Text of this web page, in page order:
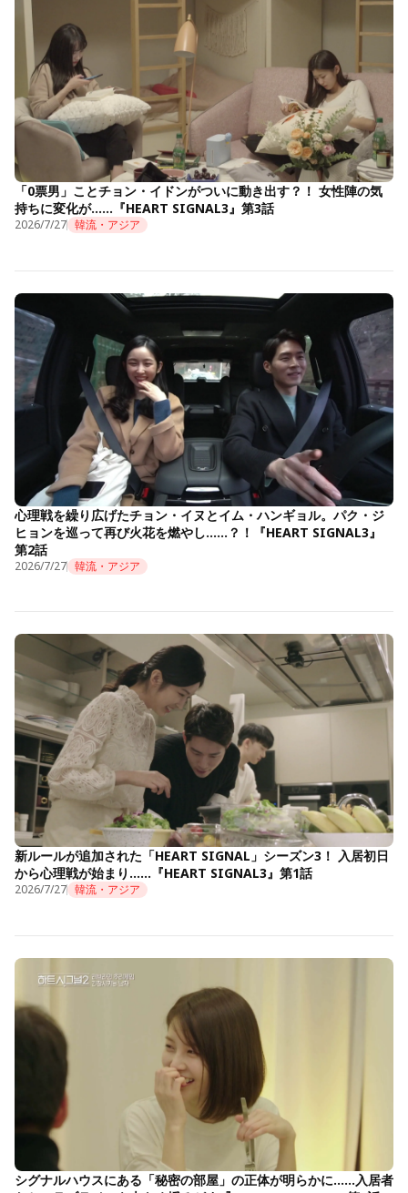
「0票男」ことチョン・イドンがついに動き出す？！ 女性陣の気
持ちに変化が……『HEART SIGNAL3』第3話
2026/7/27 韓流・アジア
心理戦を繰り広げたチョン・イヌとイム・ハンギョル。パク・ジ
ヒョンを巡って再び火花を燃やし……？！『HEART SIGNAL3』
第2話
2026/7/27 韓流・アジア
新ルールが追加された「HEART SIGNAL」シーズン3！ 入居初日
から心理戦が始まり……『HEART SIGNAL3』第1話
2026/7/27 韓流・アジア
シグナルハウスにある「秘密の部屋」の正体が明らかに……入居者